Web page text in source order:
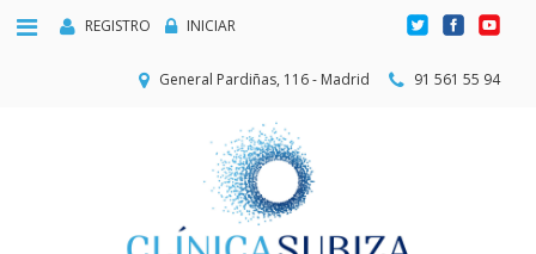
REGISTRO INICIAR
General Pardiñas, 116 - Madrid 91 561 55 94